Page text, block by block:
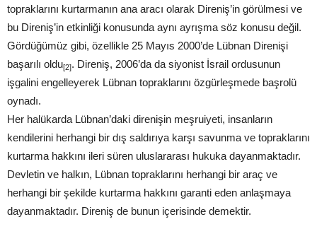
topraklarını kurtarmanın ana aracı olarak Direniş’in görülmesi ve
bu Direniş’in etkinliği konusunda aynı ayrışma söz konusu değil.
Gördüğümüz gibi, özellikle 25 Mayıs 2000’de Lübnan Direnişi
başarılı oldu[2]. Direniş, 2006’da da siyonist İsrail ordusunun
işgalini engelleyerek Lübnan topraklarını özgürleşmede başrolü
oynadı.
Her halükarda Lübnan’daki direnişin meşruiyeti, insanların
kendilerini herhangi bir dış saldırıya karşı savunma ve topraklarını
kurtarma hakkını ileri süren uluslararası hukuka dayanmaktadır.
Devletin ve halkın, Lübnan topraklarını herhangi bir araç ve
herhangi bir şekilde kurtarma hakkını garanti eden anlaşmaya
dayanmaktadır. Direniş de bunun içerisinde demektir.